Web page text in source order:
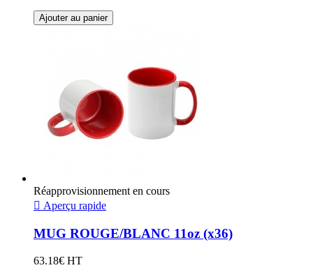
Ajouter au panier
Réapprovisionnement en cours
 Aperçu rapide
MUG ROUGE/BLANC 11oz (x36)
63.18€ HT